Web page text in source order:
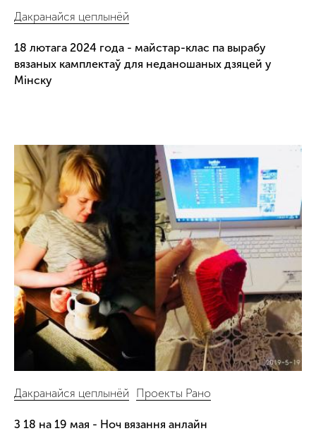
Дакранайся цеплынёй
18 лютага 2024 года - майстар-клас па вырабу
вязаных камплектаў для неданошаных дзяцей у
Мінску
Дакранайся цеплынёй Проекты Рано
З 18 на 19 мая - Ноч вязання анлайн